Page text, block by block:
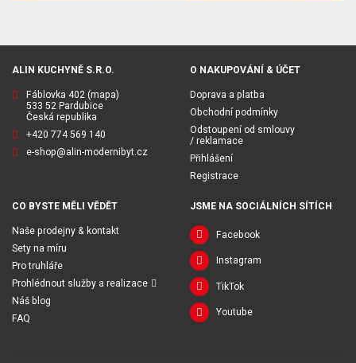
ALIN KUCHYNĚ S.R.O.
Fáblovka 402 (mapa)
533 52 Pardubice
Česká republika
+420 774 569 140
e-shop@alin-modernibyt.cz
O NAKUPOVÁNÍ & ÚČET
Doprava a platba
Obchodní podmínky
Odstoupení od smlouvy
/ reklamace
Přihlášení
Registrace
CO BYSTE MĚLI VĚDĚT
Naše prodejny & kontakt
Sety na míru
Pro truhláře
Prohlédnout služby a realizace
Náš blog
FAQ
JSME NA SOCIÁLNÍCH SÍTÍCH
Facebook
Instagram
TikTok
Youtube